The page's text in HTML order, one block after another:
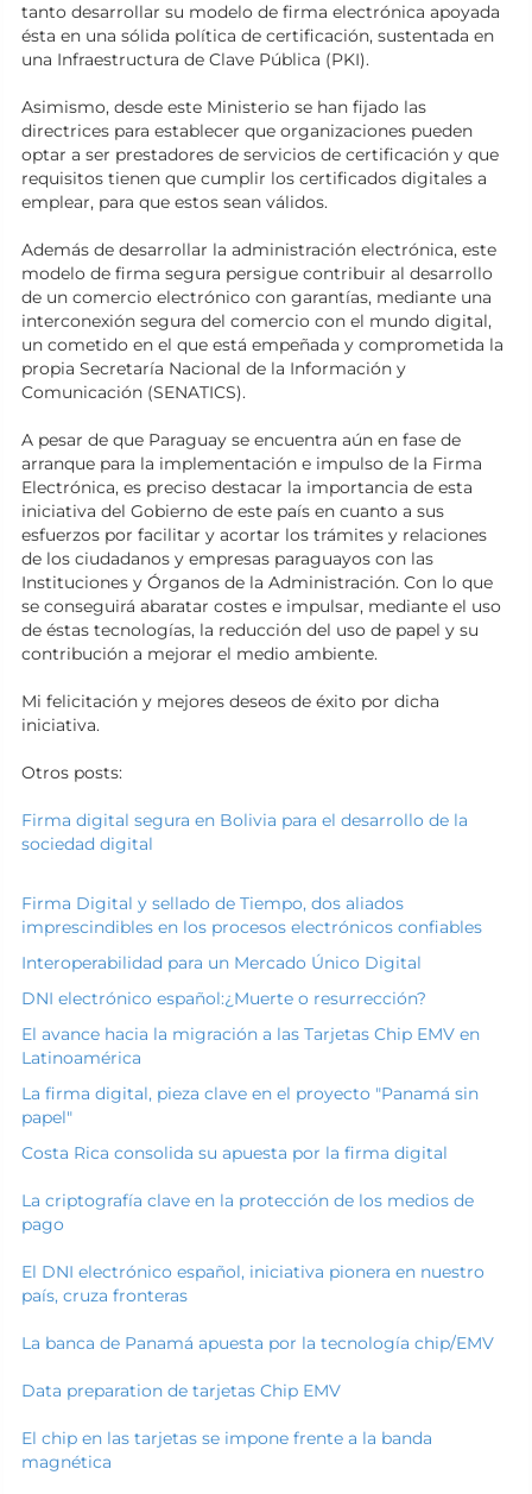
tanto desarrollar su modelo de firma electrónica apoyada
ésta en una sólida política de certificación, sustentada en
una Infraestructura de Clave Pública (PKI).
Asimismo, desde este Ministerio se han fijado las
directrices para establecer que organizaciones pueden
optar a ser prestadores de servicios de certificación y que
requisitos tienen que cumplir los certificados digitales a
emplear, para que estos sean válidos.
Además de desarrollar la administración electrónica, este
modelo de firma segura persigue contribuir al desarrollo
de un comercio electrónico con garantías, mediante una
interconexión segura del comercio con el mundo digital,
un cometido en el que está empeñada y comprometida la
propia Secretaría Nacional de la Información y
Comunicación (SENATICS).
A pesar de que Paraguay se encuentra aún en fase de
arranque para la implementación e impulso de la Firma
Electrónica, es preciso destacar la importancia de esta
iniciativa del Gobierno de este país en cuanto a sus
esfuerzos por facilitar y acortar los trámites y relaciones
de los ciudadanos y empresas paraguayos con las
Instituciones y Órganos de la Administración. Con lo que
se conseguirá abaratar costes e impulsar, mediante el uso
de éstas tecnologías, la reducción del uso de papel y su
contribución a mejorar el medio ambiente.
Mi felicitación y mejores deseos de éxito por dicha
iniciativa.
Otros posts:
Firma digital segura en Bolivia para el desarrollo de la
sociedad digital
Firma Digital y sellado de Tiempo, dos aliados
imprescindibles en los procesos electrónicos confiables
Interoperabilidad para un Mercado Único Digital
DNI electrónico español:¿Muerte o resurrección?
El avance hacia la migración a las Tarjetas Chip EMV en
Latinoamérica
La firma digital, pieza clave en el proyecto "Panamá sin
papel"
Costa Rica consolida su apuesta por la firma digital
La criptografía clave en la protección de los medios de
pago
El DNI electrónico español, iniciativa pionera en nuestro
país, cruza fronteras
La banca de Panamá apuesta por la tecnología chip/EMV
Data preparation de tarjetas Chip EMV
El chip en las tarjetas se impone frente a la banda
magnética